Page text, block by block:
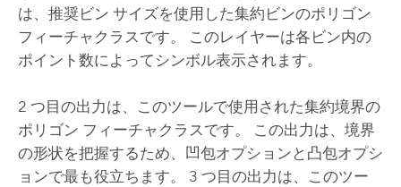
は、推奨ビン サイズを使用した集約ビンのポリゴン
フィーチャクラスです。 このレイヤーは各ビン内の
ポイント数によってシンボル表示されます。
2 つ目の出力は、このツールで使用された集約境界の
ポリゴン フィーチャクラスです。 この出力は、境界
の形状を把握するため、凹包オプションと凸包オプシ
ョンで最も役立ちます。 3 つ目の出力は、このツー